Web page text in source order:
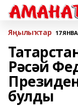
Яңылыҡтар 17
Рәсәй
булды